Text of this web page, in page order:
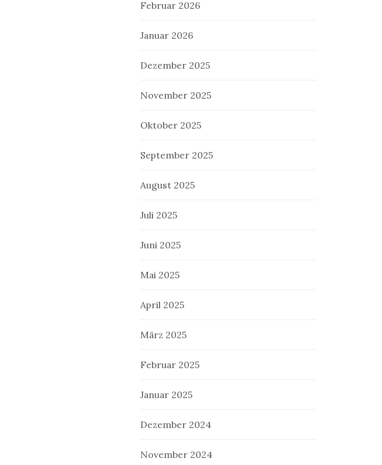
Februar 2026
Januar 2026
Dezember 2025
November 2025
Oktober 2025
September 2025
August 2025
Juli 2025
Juni 2025
Mai 2025
April 2025
März 2025
Februar 2025
Januar 2025
Dezember 2024
November 2024